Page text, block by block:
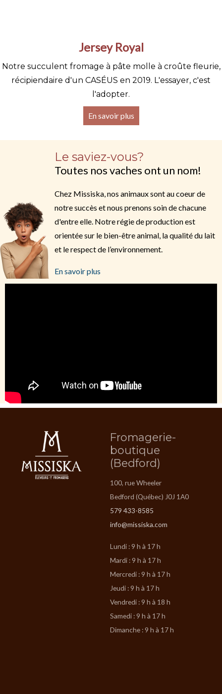
Jersey Royal
Notre succulent fromage à pâte molle à croûte fleurie,
récipiendaire d'un CASÉUS en 2019. L'essayer, c'est
l'adopter.
En savoir plus
Le saviez-vous?
Toutes nos vaches ont un nom!
Chez Missiska, nos animaux sont au coeur de
notre succès et nous prenons soin de chacune
d'entre elle. Notre régie de production est
orientée sur le bien-être animal, la qualité du lait
et le respect de l’environnement.
En savoir plus
Fromagerie-
boutique
(Bedford)
100, rue Wheeler
Bedford (Québec) J0J 1A0
579 433-8585
info@missiska.com
Lundi : 9 h à 17 h
Mardi : 9 h à 17 h
Mercredi : 9 h à 17 h
Jeudi : 9 h à 17 h
Vendredi : 9 h à 18 h
Samedi : 9 h à 17 h
Dimanche : 9 h à 17 h